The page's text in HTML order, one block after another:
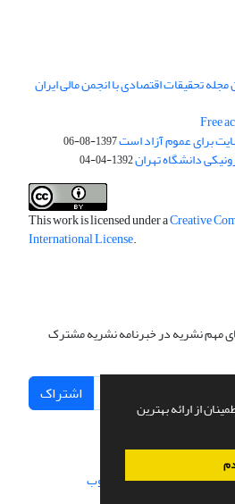
از ارائه بهترین
تحقیقات اقتصادی با انجمن مالی ایران
Free
برای عموم آزاد است1397-08-06
دانشگاه تهران1392-04-04
This work is licensed under aCreative
International License.
مهم نشریه در خبرنامه نشریه مشترک
اشتراک
طراحی و پیاده سازی از سیناوب